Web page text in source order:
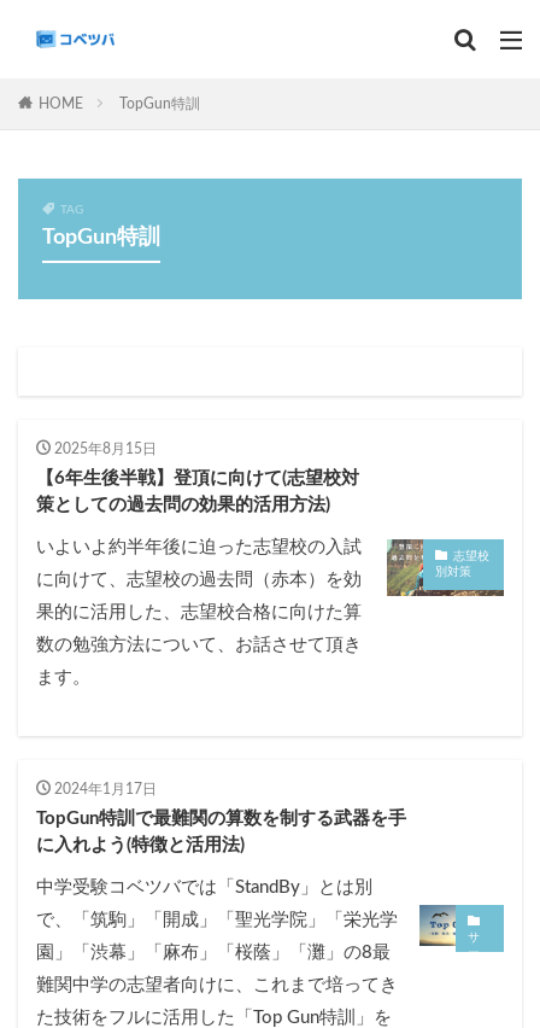
HOME TopGun特訓
TAG
TopGun特訓
志望校
別対策
2025年8月15日
【6年生後半戦】登頂に向けて(志望校対
策としての過去問の効果的活用方法)
いよいよ約半年後に迫った志望校の入試
に向けて、志望校の過去問（赤本）を効
果的に活用した、志望校合格に向けた算
数の勉強方法について、お話させて頂き
ます。
サ
ー
2024年1月17日
TopGun特訓で最難関の算数を制する武器を手
に入れよう(特徴と活用法)
中学受験コベツバでは「StandBy」とは別
で、「筑駒」「開成」「聖光学院」「栄光学
園」「渋幕」「麻布」「桜蔭」「灘」の8最
難関中学の志望者向けに、これまで培ってき
た技術をフルに活用した「Top Gun特訓」を
タグ
6年生
解体新書 保存版 学習法記事 テスト速報
学習相談への回答 コベツバradio（音声コンテンツ）
各No(ナンバー)についての話 ケアレスミス
SAPIXデイリーチェック
SAPIXマンスリー確認/復習テスト SAPIX組分けテスト
冬期(12月〜1月) サピックステキスト解説・対策
予習シリーズテキスト解説・対策 コベツバweb授業
TopGun特訓 コベツバ過去問動画解説
コベツバからのお知らせ 抽象化能力 熱量
検索